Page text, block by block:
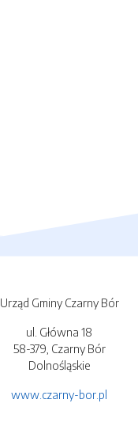
Urząd Gminy Czarny Bór
ul. Główna 18
58-379, Czarny Bór
Dolnośląskie
www.czarny-bor.pl